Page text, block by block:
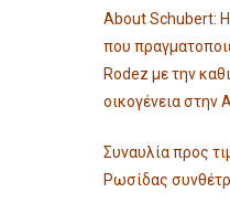
About Schubert:
που
Rodez με την
οικογένεια
Συναυλία προς
Ρωσίδας